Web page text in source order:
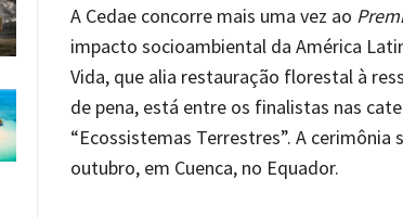
A Cedae concorre mais uma vez ao
impacto socioambiental da América
Vida, que alia restauração florestal à
de pena, está entre os finalistas nas
“Ecossistemas Terrestres”. A cerimônia
outubro, em Cuenca, no Equador.